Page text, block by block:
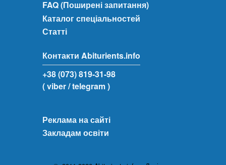
FAQ (Поширені запитання)
Каталог спеціальностей
Статті
Контакти Abiturients.info
+38 (073) 819-31-98
( viber/ telegram )
Реклама на сайті
Закладам освіти